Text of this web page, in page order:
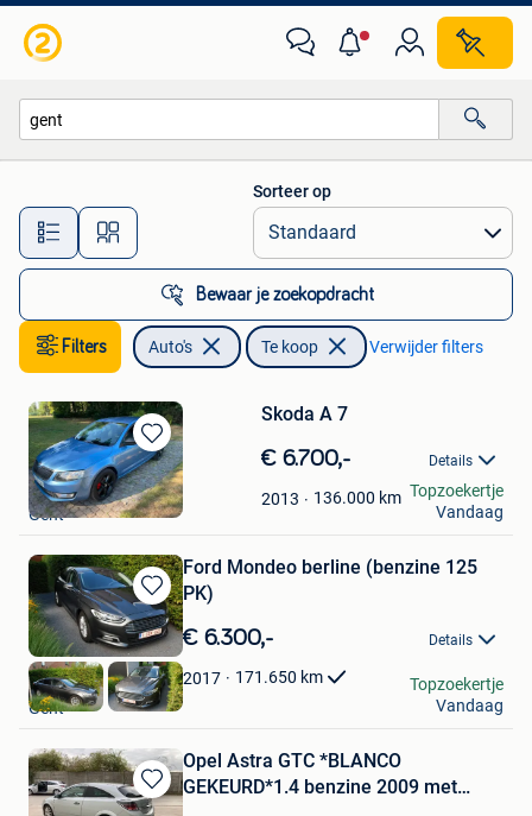
Alle afstanden…
Sorteer op
Bewaar je zoekopdracht
Filters Auto's Te koop Verwijder filters
Bewaren
in
Mijn
Favorieten
Skoda A 7
€ 6.700,- Details
2013 136.000 km
nikola.mark35
Gent
Topzoekertje
Vandaag
Bewaren
in
Mijn
Favorieten
Ford Mondeo berline (benzine 125
PK)
€ 6.300,- Details
2017 171.650 km
Kris
Gent
Topzoekertje
Vandaag
Bewaren
Opel Astra GTC *BLANCO
GEKEURD*1.4 benzine 2009 met